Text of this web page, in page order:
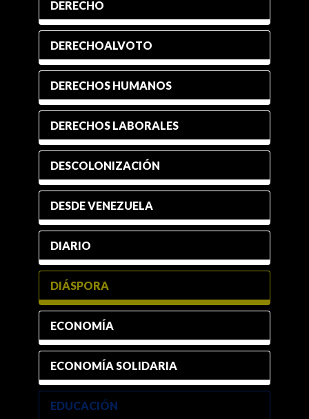
DERECHO
DERECHOALVOTO
DERECHOS HUMANOS
DERECHOS LABORALES
DESCOLONIZACIÓN
DESDE VENEZUELA
DIARIO
DIÁSPORA
ECONOMÍA
ECONOMÍA SOLIDARIA
EDUCACIÓN